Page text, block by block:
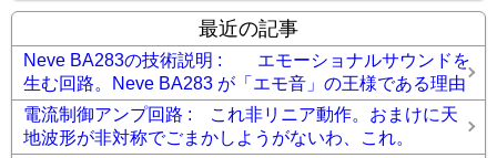
最近の記事
Neve BA283の技術説明 : エモーショナルサウンドを
生む回路。Neve BA283 が「エモ音」の王様である理由
電流制御アンプ回路 : これ非リニア動作。おまけに天
地波形が非対称でごまかしようがないわ、これ。